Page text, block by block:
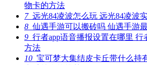
物卡的方法
7远光84凌波怎么玩 远光84凌波
8 仙遇手游可以搬砖吗 仙遇手游
9 行者app语音播报设置在哪里 行
方法
10 宝可梦大集结皮卡丘带什么持